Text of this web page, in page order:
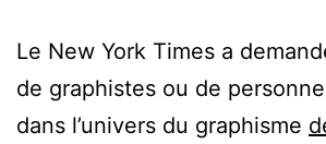
Le New York Times a
de graphistes ou de
dans l’univers du graphisme